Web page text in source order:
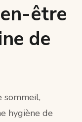
être
de
sommeil,
hygiène de